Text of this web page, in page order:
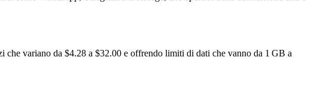
variano da $4.28 a $32.00 e offrendo limiti di dati che vanno da 1 GB a